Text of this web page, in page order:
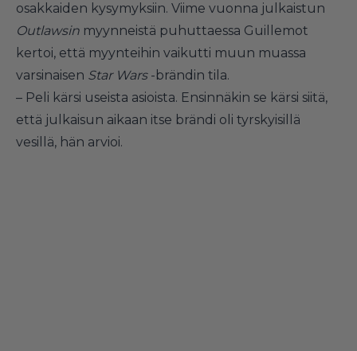
osakkaiden kysymyksiin. Viime vuonna julkaistun
Outlawsin myynneistä puhuttaessa Guillemot
kertoi, että myynteihin vaikutti muun muassa
varsinaisen Star Wars-brändin tila.
– Peli kärsi useista asioista. Ensinnäkin se kärsi siitä,
että julkaisun aikaan itse brändi oli tyrskyisillä
vesillä, hän arvioi.